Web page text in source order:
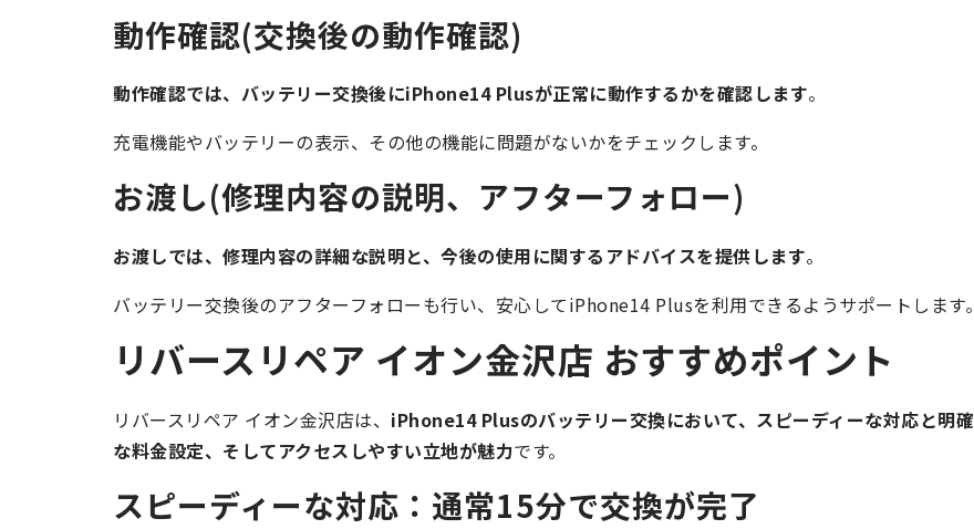
動作確認(交換後の動作確認)
動作確認では、バッテリー交換後にiPhone14 Plusが正常に動作するかを確認します。
充電機能やバッテリーの表示、その他の機能に問題がないかをチェックします。
お渡し(修理内容の説明、アフターフォロー)
お渡しでは、修理内容の詳細な説明と、今後の使用に関するアドバイスを提供します。
バッテリー交換後のアフターフォローも行い、安心してiPhone14 Plusを利用できるようサポートします。
リバースリペア イオン金沢店 おすすめポイント
リバースリペア イオン金沢店は、 iPhone14 Plusのバッテリー交換において、スピーディーな対応と明確
な料金設定、そしてアクセスしやすい立地が魅力です。
スピーディーな対応：通常15分で交換が完了